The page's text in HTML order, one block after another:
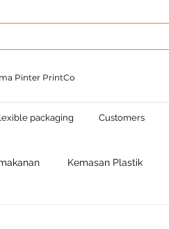
Pinter PrintCo
packaging Customers
Kemasan Plastik